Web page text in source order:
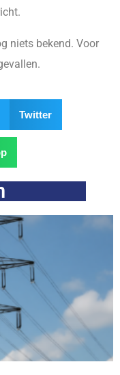
niets bekend. Voor
Twitter